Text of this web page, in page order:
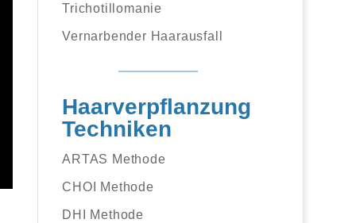
Trichotillomanie
Vernarbender Haarausfall
Haarverpflanzung
Techniken
ARTAS Methode
CHOI Methode
DHI Methode